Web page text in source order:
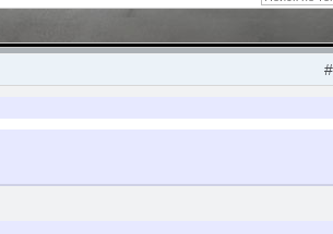
#